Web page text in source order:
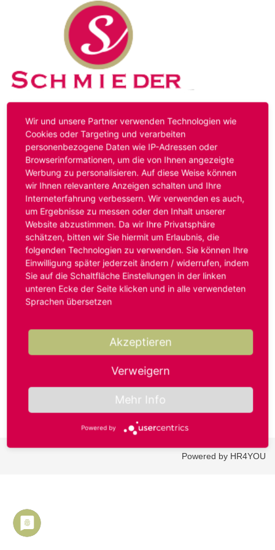
Kontakt Impressum Datenschutz
Hinweis:Das von ihnen aufgerufene Stellenangebot ist
bereits ausgelaufen. Alternative Stellenanzeigen finden
Sie unter:
www.schmieder-personal.de/stellenangebote
Oder Sie bewerben sich
initiativund wir suchen für Sie
passende Stellenangebote.
Anmelden
Benutzername oder E-Mail-Adresse*
Passwort*
Powered by HR4YOU
Wir und unsere Partner verwenden Technologien wie
Cookies oder Targeting und verarbeiten
personenbezogene Daten wie IP-Adressen oder
Browserinformationen, um die von Ihnen angezeigte
Werbung zu personalisieren. Auf diese Weise können
wir Ihnen relevantere Anzeigen schalten und Ihre
Interneterfahrung verbessern. Wir verwenden es auch,
um Ergebnisse zu messen oder den Inhalt unserer
Website abzustimmen. Da wir Ihre Privatsphäre
schätzen, bitten wir Sie hiermit um Erlaubnis, die
folgenden Technologien zu verwenden. Sie können Ihre
Einwilligung später jederzeit ändern / widerrufen, indem
Sie auf die Schaltfläche Einstellungen in der linken
unteren Ecke der Seite klicken und in alle verwendeten
Sprachen übersetzen
Akzeptieren
Verweigern
Mehr Info
Powered by